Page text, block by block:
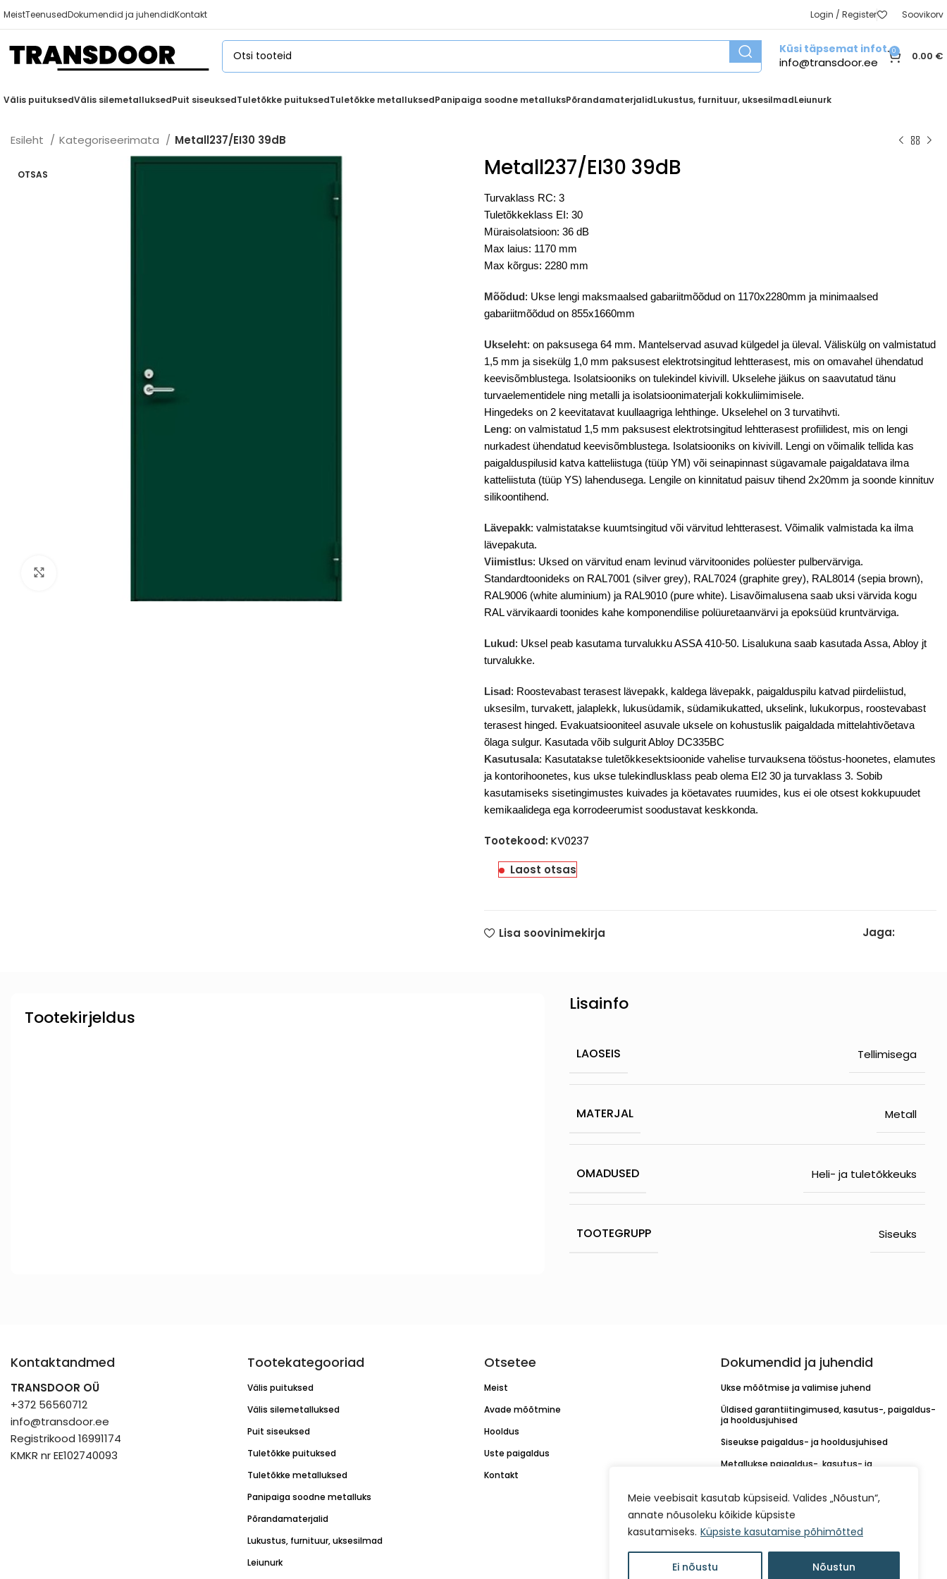
Meie veebisait kasutab küpsiseid. Valides „Nõustun“,
annate nõusoleku kõikide küpsiste
kasutamiseks. Küpsiste kasutamise põhimõtted
Ei nõustu Nõustun
MeistTeenusedDokumendid ja juhendidKontakt Login / Register Soovikorv
Küsi täpsemat infot
info@transdoor.ee
0 0.00 €
Välis puituksedVälis silemetalluksedPuit siseuksedTuletõkke puituksedTuletõkke metalluksedPanipaiga soodne metalluksPõrandamaterjalidLukustus, furnituur, uksesilmadLeiunurk
Esileht Kategoriseerimata Metall237/EI30 39dB
OTSAS Metall237/EI30 39dB
Turvaklass RC: 3
Tuletõkkeklass EI: 30
Müraisolatsioon: 36 dB
Max laius: 1170 mm
Max kõrgus: 2280 mm
Mõõdud: Ukse lengi maksmaalsed gabariitmõõdud on 1170x2280mm ja minimaalsed
gabariitmõõdud on 855x1660mm
Ukseleht: on paksusega 64 mm. Mantelservad asuvad külgedel ja üleval. Väliskülg on valmistatud
1,5 mm ja sisekülg 1,0 mm paksusest elektrotsingitud lehtterasest, mis on omavahel ühendatud
keevisõmblustega. Isolatsiooniks on tulekindel kivivill. Ukselehe jäikus on saavutatud tänu
turvaelementidele ning metalli ja isolatsioonimaterjali kokkuliimimisele.
Hingedeks on 2 keevitatavat kuullaagriga lehthinge. Ukselehel on 3 turvatihvti.
Leng: on valmistatud 1,5 mm paksusest elektrotsingitud lehtterasest profiilidest, mis on lengi
nurkadest ühendatud keevisõmblustega. Isolatsiooniks on kivivill. Lengi on võimalik tellida kas
paigalduspilusid katva katteliistuga (tüüp YM) või seinapinnast sügavamale paigaldatava ilma
katteliistuta (tüüp YS) lahendusega. Lengile on kinnitatud paisuv tihend 2x20mm ja soonde kinnituv
silikoontihend.
Lävepakk: valmistatakse kuumtsingitud või värvitud lehtterasest. Võimalik valmistada ka ilma
lävepakuta.
Viimistlus: Uksed on värvitud enam levinud värvitoonides polüester pulbervärviga.
Standardtoonideks on RAL7001 (silver grey), RAL7024 (graphite grey), RAL8014 (sepia brown),
RAL9006 (white aluminium) ja RAL9010 (pure white). Lisavõimalusena saab uksi värvida kogu
RAL värvikaardi toonides kahe komponendilise polüuretaanvärvi ja epoksüüd kruntvärviga.
Lukud: Uksel peab kasutama turvalukku ASSA 410-50. Lisalukuna saab kasutada Assa, Abloy jt
turvalukke.
Lisad: Roostevabast terasest lävepakk, kaldega lävepakk, paigalduspilu katvad piirdeliistud,
uksesilm, turvakett, jalaplekk, lukusüdamik, südamikukatted, ukselink, lukukorpus, roostevabast
terasest hinged. Evakuatsiooniteel asuvale uksele on kohustuslik paigaldada mittelahtivõetava
õlaga sulgur. Kasutada võib sulgurit Abloy DC335BC
Kasutusala: Kasutatakse tuletõkkesektsioonide vahelise turvauksena tööstus-hoonetes, elamutes
ja kontorihoonetes, kus ukse tulekindlusklass peab olema EI2 30 ja turvaklass 3. Sobib
kasutamiseks sisetingimustes kuivades ja köetavates ruumides, kus ei ole otsest kokkupuudet
kemikaalidega ega korrodeerumist soodustavat keskkonda.
Tootekood: KV0237
Laost otsas
Lisa soovinimekirja Jaga:
Tootekirjeldus
Lisainfo
LAOSEIS Tellimisega
MATERJAL Metall
OMADUSED Heli- ja tuletõkkeuks
TOOTEGRUPP Siseuks
Kontaktandmed
TRANSDOOR OÜ
+372 56560712
info@transdoor.ee
Registrikood 16991174
KMKR nr EE102740093
Tootekategooriad
Välis puituksed
Välis silemetalluksed
Puit siseuksed
Tuletõkke puituksed
Tuletõkke metalluksed
Panipaiga soodne metalluks
Põrandamaterjalid
Lukustus, furnituur, uksesilmad
Leiunurk
Otsetee
Meist
Avade mõõtmine
Hooldus
Uste paigaldus
Kontakt
Dokumendid ja juhendid
Ukse mõõtmise ja valimise juhend
Üldised garantiitingimused, kasutus-, paigaldus-
ja hooldusjuhised
Siseukse paigaldus- ja hooldusjuhised
Metallukse paigaldus-, kasutus- ja
KORO linkide paigaldusjuhend
Värvikaardid
Müügitingimused
Isikuandmete töötlemise kord